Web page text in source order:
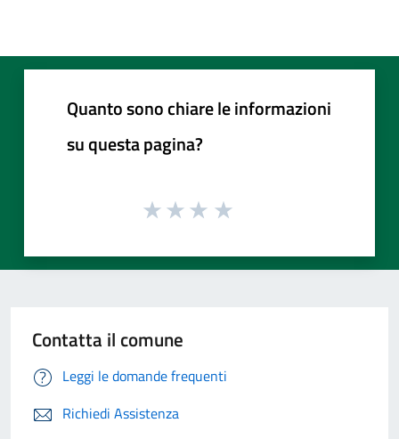
Quanto sono chiare le informazioni
su questa pagina?
Contatta il comune
Leggi le domande frequenti
Richiedi Assistenza